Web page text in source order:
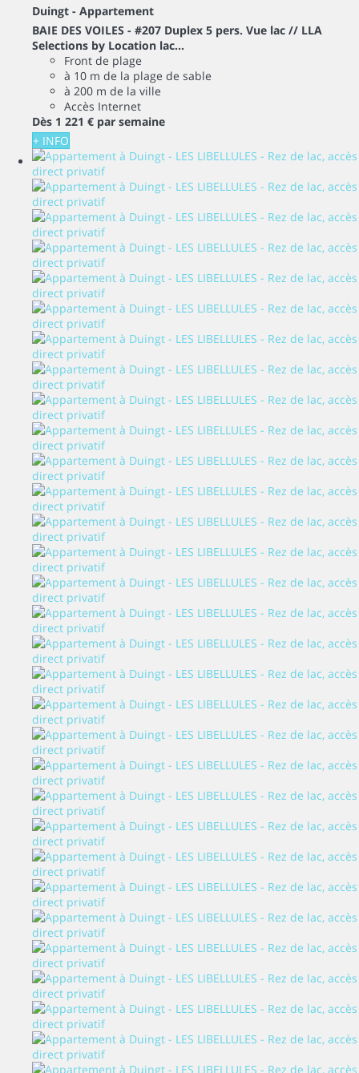
Duingt - Appartement
BAIE DES VOILES - #207 Duplex 5 pers. Vue lac // LLA
Selections by Location lac...
Front de plage
à 10 m de la plage de sable
à 200 m de la ville
Accès Internet
Dès 1 221 € par semaine
+ INFO